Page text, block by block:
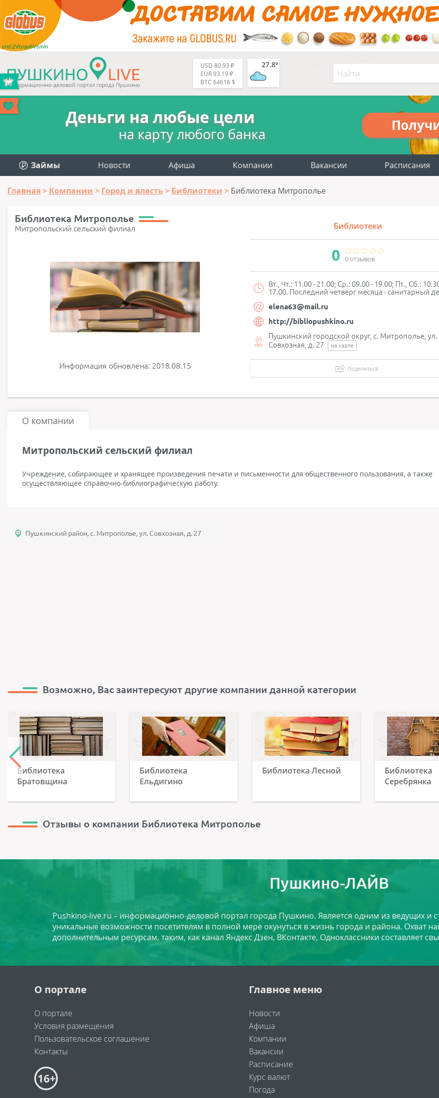
erid:2Vtzqw6Vsmm
USD 80.93 ₽
EUR 93.19 ₽
BTC 64616 $
27.8°
Деньги на любые цели
на карту любого банка
Займы Новости Афиша Компании Вакансии Расписания
Главная Компании Город и власть Библиотеки Библиотека Митрополье
Библиотека Митрополье
Митропольский сельский филиал
Информация обновлена: 2018.08.15
Библиотеки
0 0 отзывов
Вт., Чт.: 11.00 - 21.00; Ср.: 09.00 - 19.00; Пт., Сб.:
17.00. Последний четверг месяца - санитарный
elena63@mail.ru
http://bibliopushkino.ru
Пушкинский городской округ, с. Митрополье, ул.
Совхозная, д. 27
на карте
Поделиться
О компании
Митропольский сельский филиал
Учреждение, собирающее и хранящее произведения печати и письменности для общественного пользования, а также
осуществляющее справочно-библиографическую работу.
Пушкинский район, с. Митрополье, ул. Совхозная, д. 27
Возможно, Вас заинтересуют другие компании данной категории
Библиотека
Братовщина
Библиотека
Ельдигино
Библиотека Лесной
Библиотека
Серебрянка
Отзывы о компании Библиотека Митрополье
Пушкино-ЛАЙВ
Pushkino-live.ru – информационно-деловой портал города Пушкино. Является одним из ведущих и
уникальные возможности посетителям в полной мере окунуться в жизнь города и района. Охват
дополнительным ресурсам, таким, как канал Яндекс Дзен, ВКонтакте, Одноклассники составляет
О портале
О портале
Условия размещения
Пользовательское соглашение
Контакты
Главное меню
Новости
Афиша
Компании
Вакансии
Расписание
Курс валют
Погода